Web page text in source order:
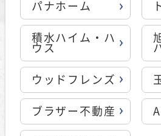
パナホーム
積水ハイム・ハ
ウス
ウッドフレンズ
ブラザー不動産